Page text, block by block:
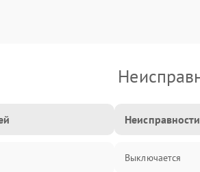
Неисправности
Выключается